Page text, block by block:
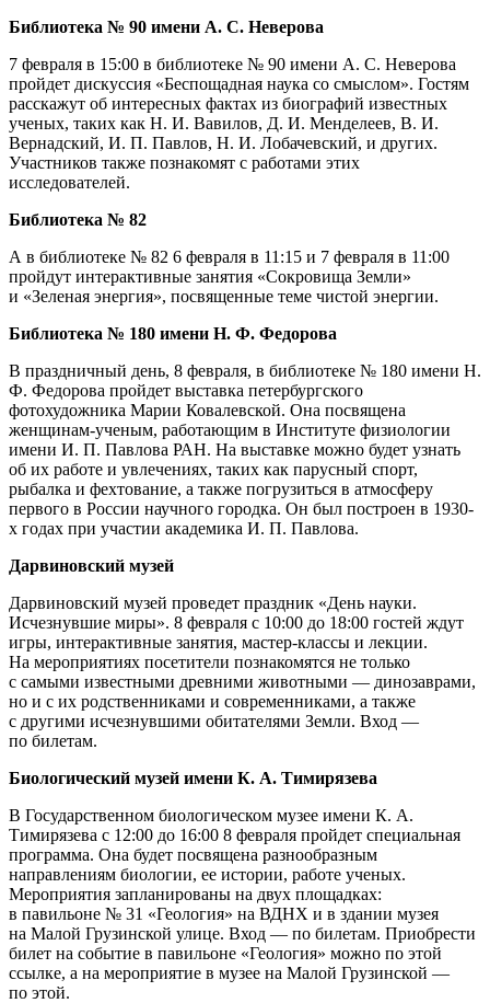
Библиотека № 90 имени А. С. Неверова
7 февраля в 15:00 в библиотеке № 90 имени А. С. Неверова
пройдет дискуссия «Беспощадная наука со смыслом». Гостям
расскажут об интересных фактах из биографий известных
ученых, таких как Н. И. Вавилов, Д. И. Менделеев, В. И.
Вернадский, И. П. Павлов, Н. И. Лобачевский, и других.
Участников также познакомят с работами этих
исследователей.
Библиотека № 82
А в библиотеке № 82 6 февраля в 11:15 и 7 февраля в 11:00
пройдут интерактивные занятия «Сокровища Земли»
и «Зеленая энергия», посвященные теме чистой энергии.
Библиотека № 180 имени Н. Ф. Федорова
В праздничный день, 8 февраля, в библиотеке № 180 имени Н.
Ф. Федорова пройдет выставка петербургского
фотохудожника Марии Ковалевской. Она посвящена
женщинам-ученым, работающим в Институте физиологии
имени И. П. Павлова РАН. На выставке можно будет узнать
об их работе и увлечениях, таких как парусный спорт,
рыбалка и фехтование, а также погрузиться в атмосферу
первого в России научного городка. Он был построен в 1930-
х годах при участии академика И. П. Павлова.
Дарвиновский музей
Дарвиновский музей проведет праздник «День науки.
Исчезнувшие миры». 8 февраля с 10:00 до 18:00 гостей ждут
игры, интерактивные занятия, мастер-классы и лекции.
На мероприятиях посетители познакомятся не только
с самыми известными древними животными — динозаврами,
но и с их родственниками и современниками, а также
с другими исчезнувшими обитателями Земли. Вход —
по билетам.
Биологический музей имени К. А. Тимирязева
В Государственном биологическом музее имени К. А.
Тимирязева с 12:00 до 16:00 8 февраля пройдет специальная
программа. Она будет посвящена разнообразным
направлениям биологии, ее истории, работе ученых.
Мероприятия запланированы на двух площадках:
в павильоне № 31 «Геология» на ВДНХ и в здании музея
на Малой Грузинской улице. Вход — по билетам. Приобрести
билет на событие в павильоне «Геология» можно по этой
ссылке, а на мероприятие в музее на Малой Грузинской —
по этой.